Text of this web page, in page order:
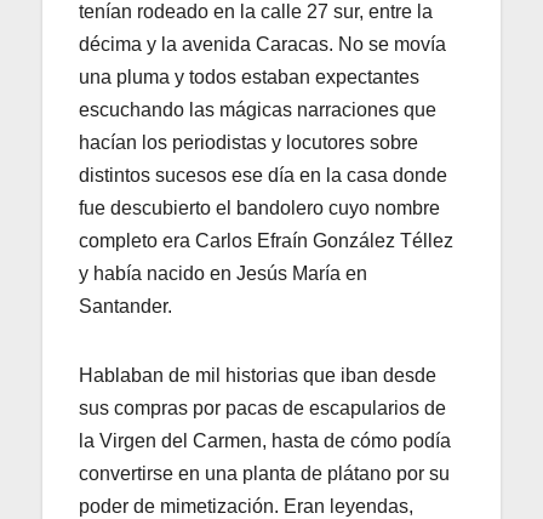
tenían rodeado en la calle 27 sur, entre la
décima y la avenida Caracas. No se movía
una pluma y todos estaban expectantes
escuchando las mágicas narraciones que
hacían los periodistas y locutores sobre
distintos sucesos ese día en la casa donde
fue descubierto el bandolero cuyo nombre
completo era Carlos Efraín González Téllez
y había nacido en Jesús María en
Santander.
Hablaban de mil historias que iban desde
sus compras por pacas de escapularios de
la Virgen del Carmen, hasta de cómo podía
convertirse en una planta de plátano por su
poder de mimetización. Eran leyendas,